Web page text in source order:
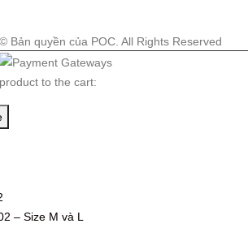
© Bản quyền của POC. All Rights Reserved
to the cart:
– Size M và L